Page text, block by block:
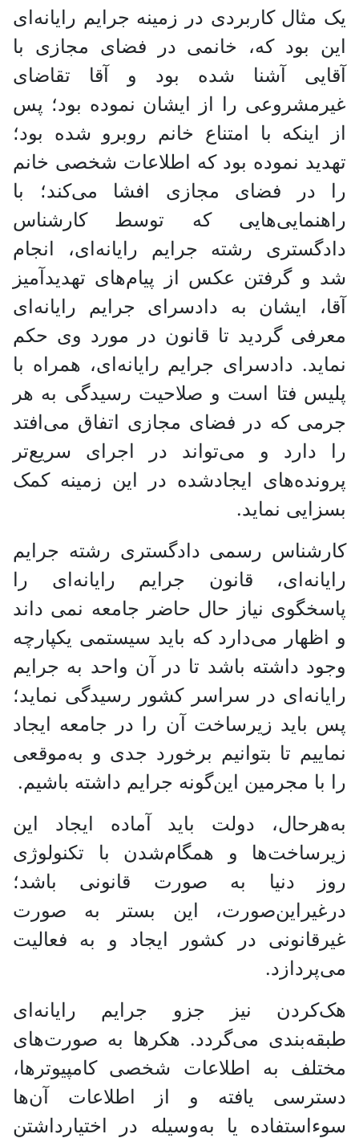
یک مثال کاربردی در زمینه جرایم رایانه‌ای
این بود که، خانمی در فضای مجازی با
آقایی آشنا شده بود و آقا تقاضای
غیرمشروعی را از ایشان نموده بود؛ پس
از اینکه با امتناع خانم روبرو شده بود؛
تهدید نموده بود که اطلاعات شخصی خانم
را در فضای مجازی افشا می‌کند؛ با
راهنمایی‌هایی که توسط کارشناس
دادگستری رشته جرایم رایانه‌ای، انجام
شد و گرفتن عکس از پیام‌های تهدیدآمیز
آقا، ایشان به دادسرای جرایم رایانه‌ای
معرفی گردید تا قانون در مورد وی حکم
نماید. دادسرای جرایم رایانه‌ای، همراه با
پلیس فتا است و صلاحیت رسیدگی به هر
جرمی که در فضای مجازی اتفاق می‌افتد
را دارد و می‌تواند در اجرای سریع‌تر
پرونده‌های ایجادشده در این زمینه کمک
بسزایی نماید.
کارشناس رسمی دادگستری رشته جرایم
رایانه‌ای، قانون جرایم رایانه‌ای را
پاسخگوی نیاز حال حاضر جامعه نمی داند
و اظهار می‌دارد که باید سیستمی یکپارچه
وجود داشته باشد تا در آن واحد به جرایم
رایانه‌ای در سراسر کشور رسیدگی نماید؛
پس باید زیرساخت آن را در جامعه ایجاد
نماییم تا بتوانیم برخورد جدی و به‌موقعی
را با مجرمین این‌گونه جرایم داشته باشیم.
به‌هرحال، دولت باید آماده ایجاد این
زیرساخت‌ها و همگام‌شدن با تکنولوژی
روز دنیا به صورت قانونی باشد؛
درغیراین‌صورت، این بستر به صورت
غیرقانونی در کشور ایجاد و به فعالیت
می‌پردازد.
هک‌کردن نیز جزو جرایم رایانه‌ای
طبقه‌بندی می‌گردد. هکر‌ها به صورت‌های
مختلف به اطلاعات شخصی کامپیوترها،
دسترسی یافته و از اطلاعات آن‌ها
سوءاستفاده یا به‌وسیله در اختیارداشتن